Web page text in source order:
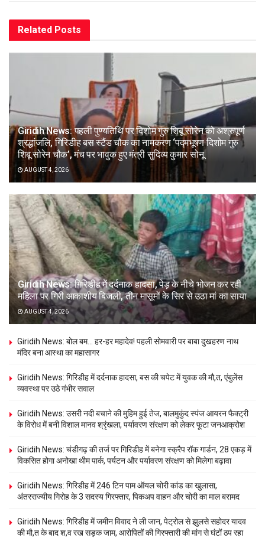
Related Posts
Giridih News: पहली पुण्यतिथि पर दिशोम गुरु शिबू सोरेन को अश्रुपूर्ण
श्रद्धांजलि, गिरिडीह बस स्टैंड चौक का नामकरण ‘पद्मभूषण दिशोम गुरु
शिबू सोरेन चौक’, मंच पर भावुक हुए मंत्री सुदिव्य कुमार सोनू
AUGUST 4, 2026
Giridih News: गिरिडीह में दर्दनाक हादसा, पेड़ के नीचे भोजन कर रही
महिला पर गिरी आकाशीय बिजली, तीन मासूमों के सिर से उठा मां का साया
AUGUST 4, 2026
Giridih News: बोल बम… हर-हर महादेव! पहली सोमवारी पर बाबा दुखहरण नाथ
मंदिर बना आस्था का महासागर
Giridih News: गिरिडीह में दर्दनाक हादसा, बस की चपेट में युवक की मौ,त, एंबुलेंस
व्यवस्था पर उठे गंभीर सवाल
Giridih News: उसरी नदी बचाने की मुहिम हुई तेज, बालमुकुंद स्पंज आयरन फैक्ट्री
के विरोध में बनी विशाल मानव श्रृंखला, पर्यावरण संरक्षण को लेकर फूटा जनआक्रोश
Giridih News: चंडीगढ़ की तर्ज पर गिरिडीह में बनेगा स्क्रैप रॉक गार्डन, 28 एकड़ में
विकसित होगा अनोखा थीम पार्क, पर्यटन और पर्यावरण संरक्षण को मिलेगा बढ़ावा
Giridih News: गिरिडीह में 246 टिन पाम ऑयल चोरी कांड का खुलासा,
अंतरराज्यीय गिरोह के 3 सदस्य गिरफ्तार, पिकअप वाहन और चोरी का माल बरामद
Giridih News: गिरिडीह में जमीन विवाद ने ली जान, पेट्रोल से झुलसे सहोदर यादव
की मौ,त के बाद श,व रख सड़क जाम, आरोपितों की गिरफ्तारी की मांग से घंटों ठप रहा